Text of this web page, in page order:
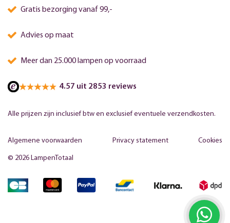
Gratis bezorging vanaf 99,-
Advies op maat
Meer dan 25.000 lampen op voorraad
4.57 uit 2853 reviews
Alle prijzen zijn inclusief btw en exclusief eventuele verzendkosten.
© 2026 LampenTotaal
Algemene voorwaarden Privacy statement Cookies